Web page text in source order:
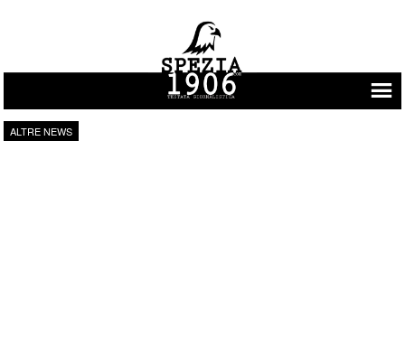
Vai al contenuto
ALTRE NEWS